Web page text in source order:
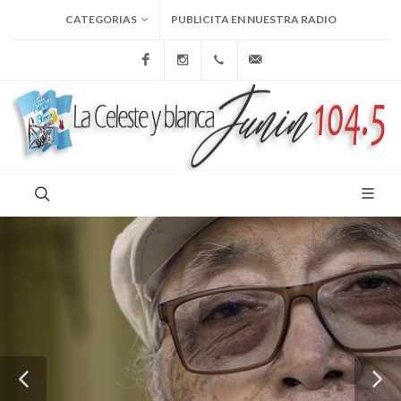
CATEGORIAS PUBLICITA EN NUESTRA RADIO
FacebookInstagram+54 9 236 465-4833